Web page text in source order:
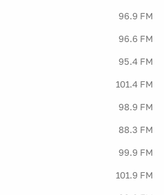
96.9 FM
96.6 FM
95.4 FM
101.4 FM
98.9 FM
88.3 FM
99.9 FM
101.9 FM